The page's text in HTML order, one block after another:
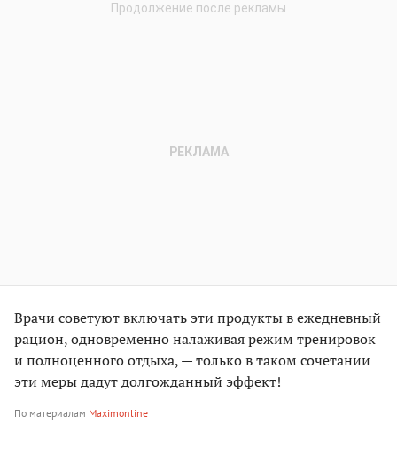
Врачи советуют включать эти продукты в ежедневный
рацион, одновременно налаживая режим тренировок
и полноценного отдыха, — только в таком сочетании
эти меры дадут долгожданный эффект!
По материалам Maximonline